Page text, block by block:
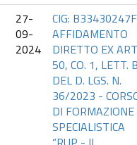
27-
09-
2024
CIG:
AFFIDAMENTO
DIRETTO EX
50, CO. 1, LETT.
DEL D. LGS. N.
36/2023 -
DI FORMAZIONE
SPECIALISTICA